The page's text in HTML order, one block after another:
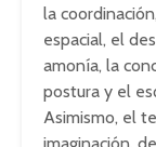
la
espacial, el
amonía, la
postura y el
Asimismo, el